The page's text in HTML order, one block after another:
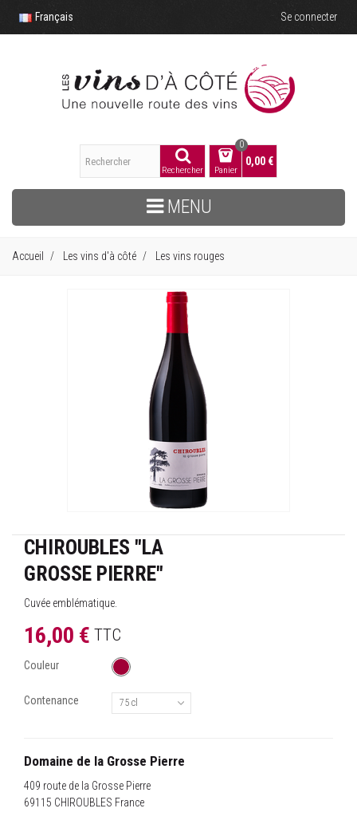
Français Se connecter
Rechercher Panier
0
0,00 €
MENU
Accueil Les vins d'à côté Les vins rouges
CHIROUBLES "LA
GROSSE PIERRE"
Cuvée emblématique.
16,00 € TTC
Couleur
Contenance 75 cl
Domaine de la Grosse Pierre
409 route de la Grosse Pierre
69115 CHIROUBLES France